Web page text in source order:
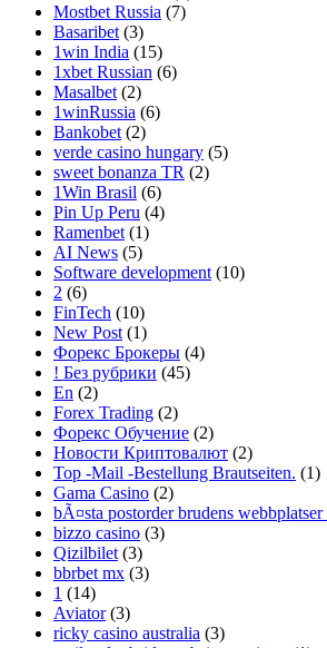
Mostbet Russia (7)
Basaribet (3)
1win India (15)
1xbet Russian (6)
Masalbet (2)
1winRussia (6)
Bankobet (2)
verde casino hungary (5)
sweet bonanza TR (2)
1Win Brasil (6)
Pin Up Peru (4)
Ramenbet (1)
AI News (5)
Software development (10)
2 (6)
FinTech (10)
New Post (1)
Форекс Брокеры (4)
! Без рубрики (45)
En (2)
Forex Trading (2)
Форекс Обучение (2)
Новости Криптовалют (2)
Top -Mail -Bestellung Brautseiten. (1)
Gama Casino (2)
bÃ¤sta postorder brudens webbplatser
bizzo casino (3)
Qizilbilet (3)
bbrbet mx (3)
1 (14)
Aviator(3)
ricky casino australia (3)